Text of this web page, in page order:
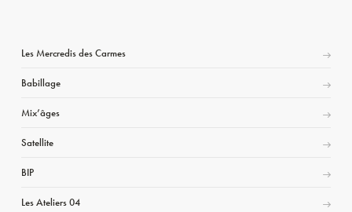
Les Mercredis des Carmes
Babillage
Mix’âges
Satellite
BIP
Les Ateliers 04